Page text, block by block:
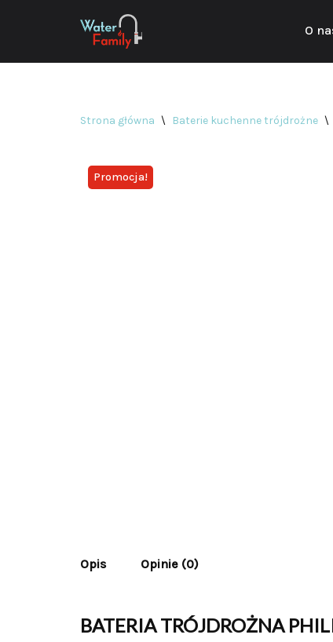
do
O
Strona główna \ Baterie kuchenne trójdrożne \
Promocja!
Opis Opinie (0)
BATERIA TRÓJDROŻNA